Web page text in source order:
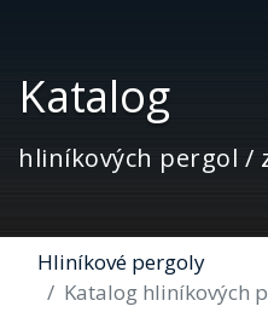
Katalog
hliníkových pergol /
Hliníkové pergoly
Katalog hliníkových